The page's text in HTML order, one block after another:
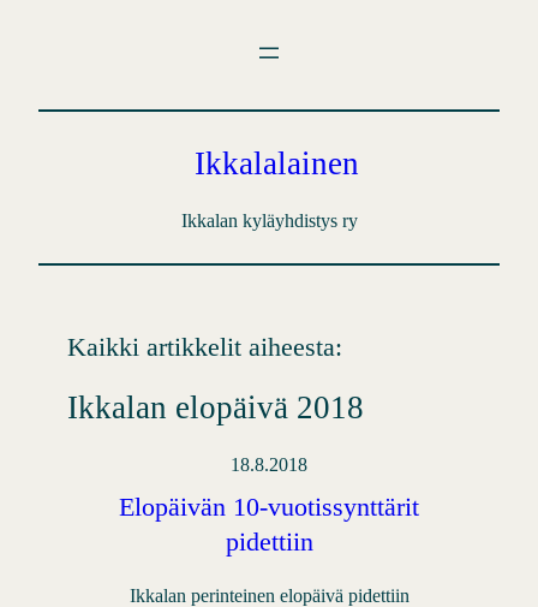
Ikkalalainen
Ikkalan kyläyhdistys ry
Kaikki artikkelit aiheesta:
Ikkalan elopäivä 2018
18.8.2018
Elopäivän 10-vuotissynttärit
pidettiin
Ikkalan perinteinen elopäivä pidettiin